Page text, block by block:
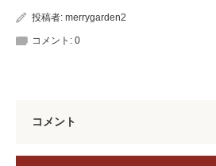
投稿者: merrygarden2
コメント: 0
コメント